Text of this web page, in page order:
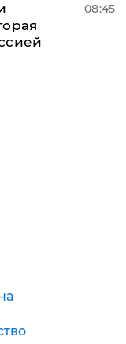
08:45